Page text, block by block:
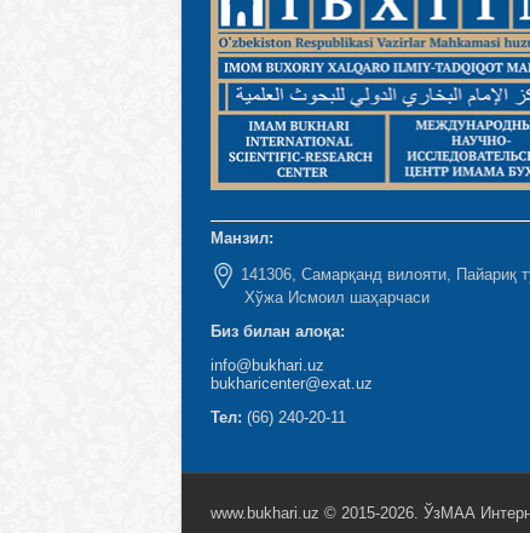
Манзил:
141306, Самарқанд вилояти, Пайариқ
Хўжа Исмоил шаҳарчаси
Биз билан алоқа:
info@bukhari.uz
bukharicenter@exat.uz
Тел: (66) 240-20-11
www.bukhari.uz © 2015-2026. ЎзМАА